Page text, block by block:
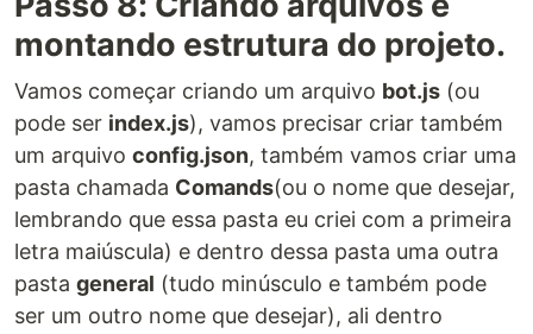
montando estrutura do projeto.
Vamos começar criando um arquivo bot.js (ou
pode ser index.js), vamos precisar criar também
um arquivo config.json, também vamos criar uma
pasta chamada Comands(ou o nome que desejar,
lembrando que essa pasta eu criei com a primeira
letra maiúscula) e dentro dessa pasta uma outra
pasta general (tudo minúsculo e também pode
ser um outro nome que desejar), ali dentro